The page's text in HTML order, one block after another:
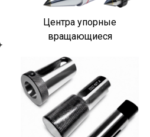
Центра упорные
вращающиеся